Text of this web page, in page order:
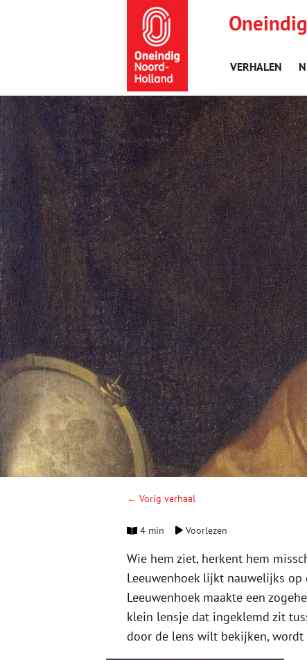
VERHALEN
← Vorig verhaal
4 min Voorlezen
Wie hem ziet, herkent hem
Leeuwenhoek lijkt nauwelijks op
Leeuwenhoek maakte een
klein lensje dat ingeklemd zit
door de lens wilt bekijken, wordt